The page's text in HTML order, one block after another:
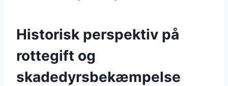
Historisk perspektiv på
rottegift og
skadedyrsbekæmpelse